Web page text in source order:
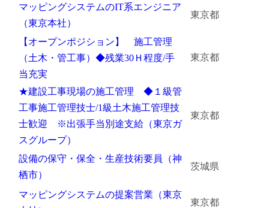
マッピングシステムのIT系エンジニア
（東京本社）
東京都
【オープンポジション】 施工管理
（土木・管工事）◆残業30Ｈ程度/手
当充実
東京都
★建設工事現場の施工管理 ◆１級管
工事施工管理技士/1級土木施工管理技
士歓迎 ※出張手当別途支給（東京ガ
スグループ）
東京都
設備の保守・保全・生産技術要員（神
栖市）
茨城県
マッピングシステムの提案営業（東京
東京都